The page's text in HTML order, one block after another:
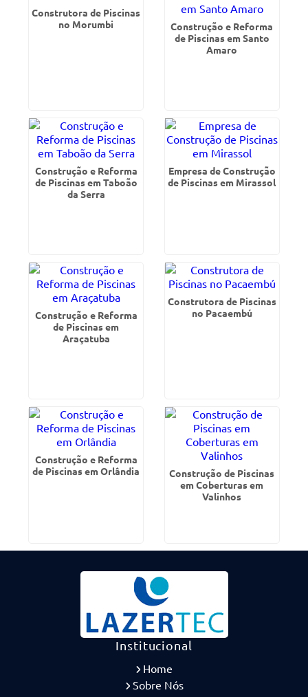
Construtora de Piscinas
no Morumbi
Construção e Reforma
de Piscinas em Santo
Amaro
Construção e Reforma
de Piscinas em Taboão
da Serra
Empresa de Construção
de Piscinas em Mirassol
Construção e Reforma
de Piscinas em
Araçatuba
Construtora de Piscinas
no Pacaembú
Construção e Reforma
de Piscinas em Orlândia
Construção de Piscinas
em Coberturas em
Valinhos
Institucional
Home
Sobre Nós